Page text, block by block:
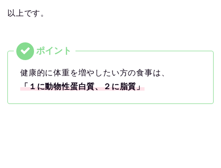
以上です。
健康的に体重を増やしたい方の食事は、
「１に動物性蛋白質、２に脂質」